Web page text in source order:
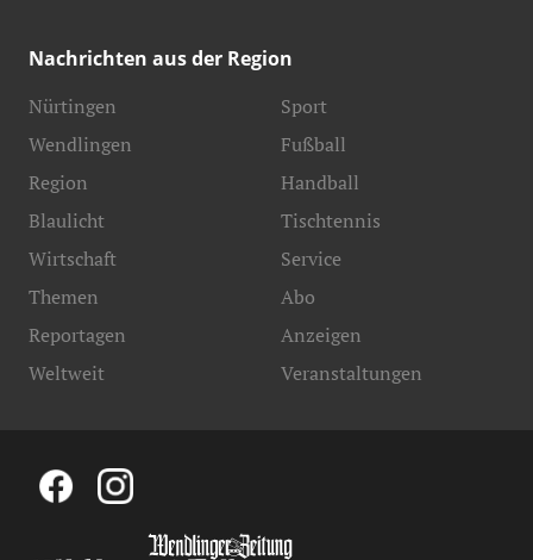
Nachrichten aus der Region
Nürtingen
Wendlingen
Region
Blaulicht
Sport
Fußball
Handball
Tischtennis
Wirtschaft
Themen
Reportagen
Weltweit
Service
Abo
Anzeigen
Veranstaltungen